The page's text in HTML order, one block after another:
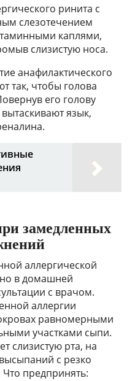
ринита с
слезотечением
каплями,
слизистую носа.
анафилактического
так, чтобы голова
его голову
язык,
замедленных
аллергической
в домашней
с врачом.
аллергии
равномерными
участками сыпи.
слизистую рта, на
с резко
предпринять: